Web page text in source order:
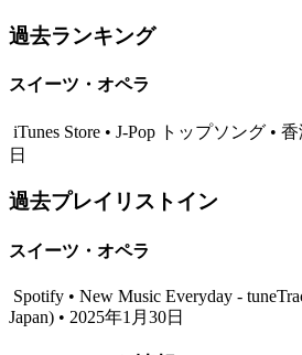
過去ランキング
スイーツ・オペラ
iTunes Store • J-Pop トップソング •
日
過去プレイリストイン
スイーツ・オペラ
Spotify • New Music Everyday -
Japan) • 2025年1月30日